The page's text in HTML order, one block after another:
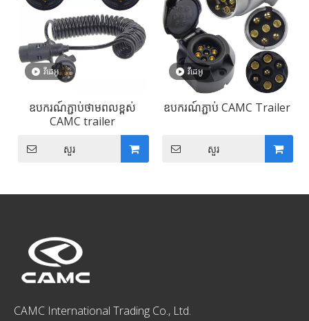
វីដេអូ
ឧបករណ៍ភ្ជាប់ថាមពលខ្ពស់
CAMC trailer
សួរ
វីដេអូ
ឧបករណ៍ភ្ជាប់ CAMC Trailer
សួរ
CAMC International Trading Co., Ltd.